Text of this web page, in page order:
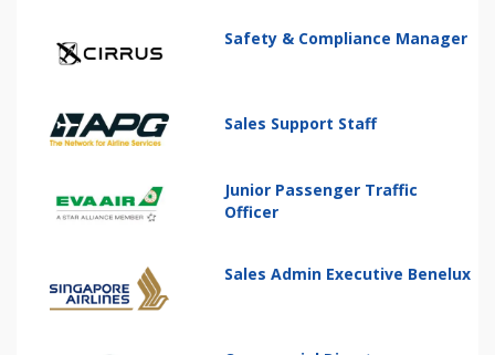
Safety & Compliance Manager
Sales Support Staff
Junior Passenger Traffic
Officer
Sales Admin Executive Benelux